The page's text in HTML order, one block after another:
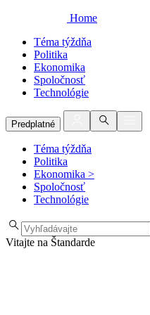
Home
Téma týždňa
Politika
Ekonomika
Spoločnosť
Technológie
Predplatné
Téma týždňa
Politika
Ekonomika >
Spoločnosť
Technológie
Vitajte na Štandarde